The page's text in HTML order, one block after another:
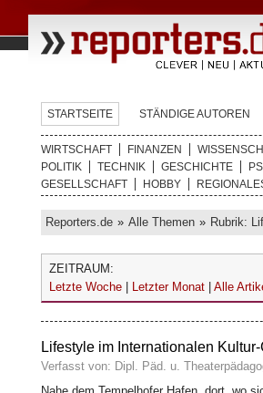
STARTSEITE STÄNDIGE AUTOREN
WIRTSCHAFT FINANZEN
POLITIK
TECHNIK GESCHICHTE
GESELLSCHAFT
HOBBY
Reporters.de » Alle Themen » Rubrik:
ZEITRAUM:
Letzte Woche| Letzter Monat| Alle
Lifestyle im Internationalen
Verfasst von: Dipl. Päd. u.